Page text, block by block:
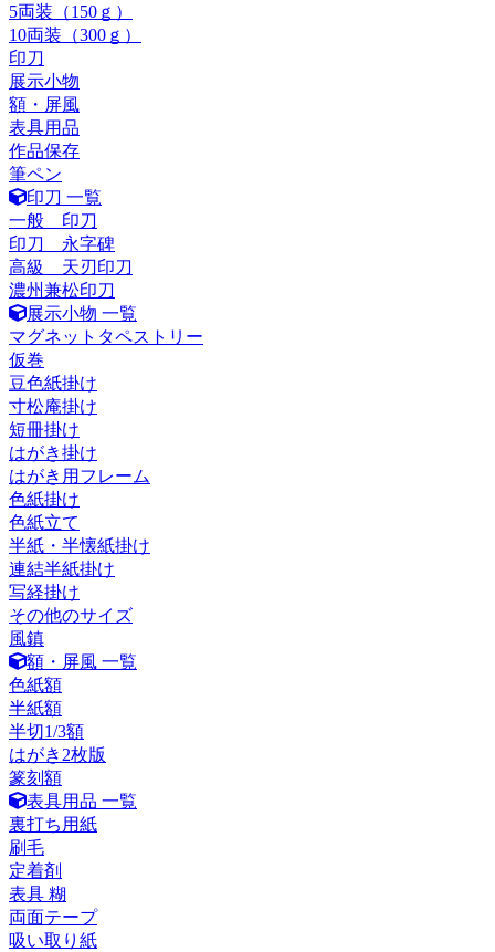
5両装（150ｇ）
10両装（300ｇ）
印刀
展示小物
額・屏風
表具用品
作品保存
筆ペン
印刀 一覧
一般 印刀
印刀 永字碑
高級 天刃印刀
濃州兼松印刀
展示小物 一覧
マグネットタペストリー
仮巻
豆色紙掛け
寸松庵掛け
短冊掛け
はがき掛け
はがき用フレーム
色紙掛け
色紙立て
半紙・半懐紙掛け
連結半紙掛け
写経掛け
その他のサイズ
風鎮
額・屏風 一覧
色紙額
半紙額
半切1/3額
はがき2枚版
篆刻額
表具用品 一覧
裏打ち用紙
刷毛
定着剤
表具 糊
両面テープ
吸い取り紙